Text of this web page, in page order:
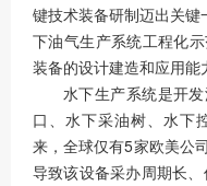
键技术装备研制迈出关
下油气生产系统工程化
装备的设计建造和应用能
水下生产系统是开
口、水下采油树、水下
来，全球仅有5家欧美公
导致该设备采办周期长